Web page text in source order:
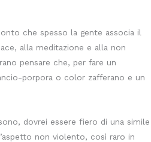
che spesso la gente associa il
alla meditazione e alla non
pensare che, per fare un
porpora o color zafferano e un
dovrei essere fiero di una simile
non violento, così raro in